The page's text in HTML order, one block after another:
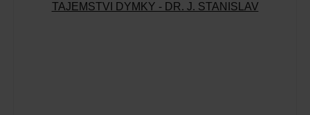
TAJEMSTVÍ DÝMKY - DR. J. STANISLAV